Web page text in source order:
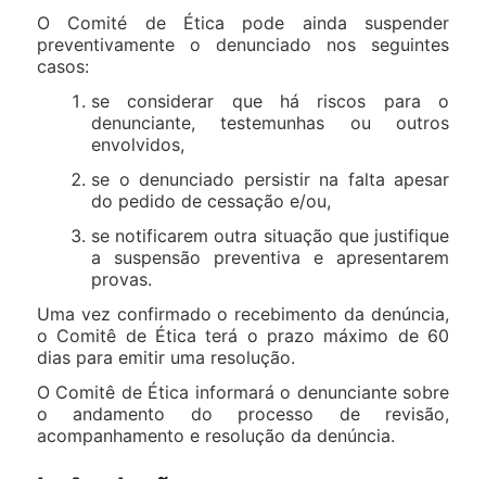
O Comité de Ética pode ainda suspender
preventivamente o denunciado nos seguintes
casos:
se considerar que há riscos para o
denunciante, testemunhas ou outros
envolvidos,
se o denunciado persistir na falta apesar
do pedido de cessação e/ou,
se notificarem outra situação que justifique
a suspensão preventiva e apresentarem
provas.
Uma vez confirmado o recebimento da denúncia,
o Comitê de Ética terá o prazo máximo de 60
dias para emitir uma resolução.
O Comitê de Ética informará o denunciante sobre
o andamento do processo de revisão,
acompanhamento e resolução da denúncia.